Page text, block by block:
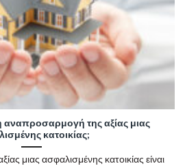
αναπροσαρμογή της αξίας μιας
κατοικίας;
μιας ασφαλισμένης κατοικίας είναι